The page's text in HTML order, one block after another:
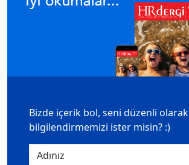
Bizde içerik bol, seni düzenli olarak
bilgilendirmemizi ister misin? :)